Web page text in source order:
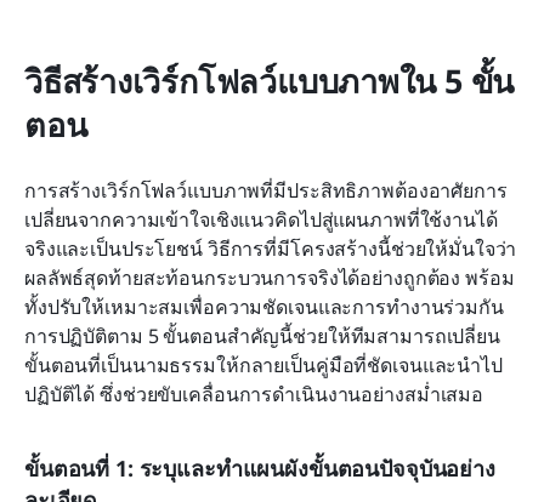
วิธีสร้างเวิร์กโฟลว์แบบภาพใน 5 ขั้น
ตอน
การสร้างเวิร์กโฟลว์แบบภาพที่มีประสิทธิภาพต้องอาศัยการ
เปลี่ยนจากความเข้าใจเชิงแนวคิดไปสู่แผนภาพที่ใช้งานได้
จริงและเป็นประโยชน์ วิธีการที่มีโครงสร้างนี้ช่วยให้มั่นใจว่า
ผลลัพธ์สุดท้ายสะท้อนกระบวนการจริงได้อย่างถูกต้อง พร้อม
ทั้งปรับให้เหมาะสมเพื่อความชัดเจนและการทำงานร่วมกัน
การปฏิบัติตาม 5 ขั้นตอนสำคัญนี้ช่วยให้ทีมสามารถเปลี่ยน
ขั้นตอนที่เป็นนามธรรมให้กลายเป็นคู่มือที่ชัดเจนและนำไป
ปฏิบัติได้ ซึ่งช่วยขับเคลื่อนการดำเนินงานอย่างสม่ำเสมอ
ขั้นตอนที่ 1: ระบุและทำแผนผังขั้นตอนปัจจุบันอย่าง